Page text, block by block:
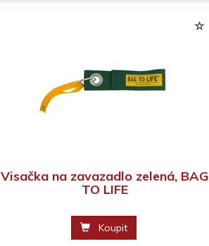
Visačka na zavazadlo zelená, BAG
TO LIFE
Koupit